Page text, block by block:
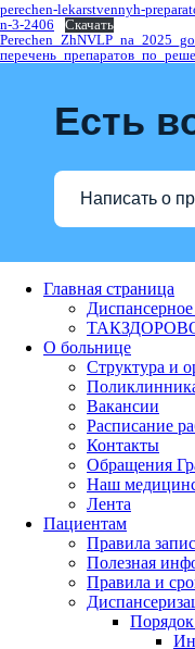
perechen-lekarstvennyh-
n-3-2406
Скачать
Есть
Написать о
Главная страница
О больнице
Структура и
Вакансии
Расписание
Контакты
Обращения
Наш
Лента
Пациентам
Правила
Полезная
Правила и